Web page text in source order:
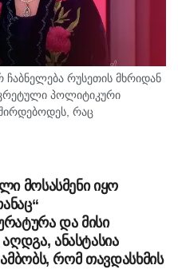
ჩაბნელება რუსეთის მხრიდან
პოლიტიკური
რაც
საზოგადოებისთვის.
რეგიონებს უნდა
მოსასმენი იყო
და მისი
ანასტასია
რომ თავდასხმის